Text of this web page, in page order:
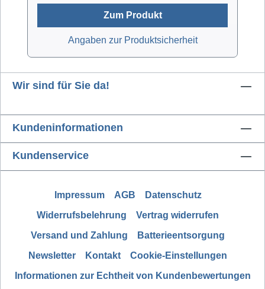
Zum Produkt
Angaben zur Produktsicherheit
Wir sind für Sie da!
Kundeninformationen
Kundenservice
Impressum AGB
Datenschutz
Widerrufsbelehrung
Vertrag widerrufen
Versand und Zahlung
Batterieentsorgung
Newsletter
Kontakt
Cookie-Einstellungen
Informationen zur Echtheit von Kundenbewertungen